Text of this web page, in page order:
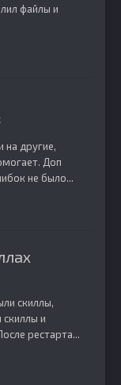
файлы и
на другие,
Доп
не было...
скиллы,
и
рестарта...